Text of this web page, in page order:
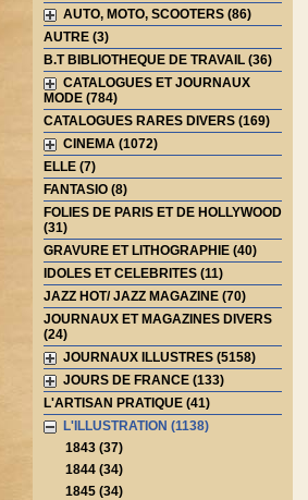
AUTO, MOTO, SCOOTERS (86)
AUTRE (3)
B.T BIBLIOTHEQUE DE TRAVAIL (36)
CATALOGUES ET JOURNAUX
MODE (784)
CATALOGUES RARES DIVERS (169)
CINEMA (1072)
ELLE (7)
FANTASIO (8)
FOLIES DE PARIS ET DE HOLLYWOOD
(31)
GRAVURE ET LITHOGRAPHIE (40)
IDOLES ET CELEBRITES (11)
JAZZ HOT/ JAZZ MAGAZINE (70)
JOURNAUX ET MAGAZINES DIVERS
(24)
JOURNAUX ILLUSTRES (5158)
JOURS DE FRANCE (133)
L'ARTISAN PRATIQUE (41)
L'ILLUSTRATION (1138)
1843 (37)
1844 (34)
1845 (34)